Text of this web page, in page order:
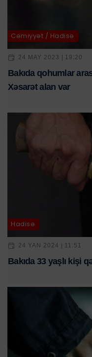
Cəmiyyət / Hadisə
24 MAY 2023 | 19:20
Bakıda qohumlar
Xəsarət alan var
Hadisə
24 YAN 2024 | 11:51
Bakıda 33 yaşlı kişi